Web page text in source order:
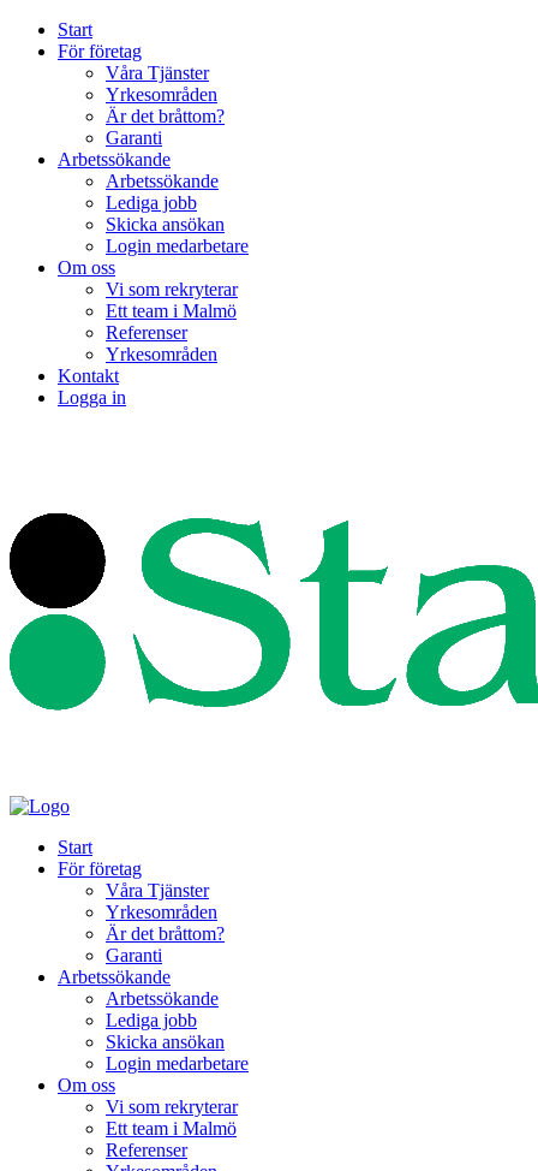
Start
För företag
Våra Tjänster
Yrkesområden
Är det bråttom?
Garanti
Arbetssökande
Arbetssökande
Lediga jobb
Skicka ansökan
Login medarbetare
Om oss
Vi som rekryterar
Ett team i Malmö
Referenser
Yrkesområden
Kontakt
Logga in
Start
För företag
Våra Tjänster
Yrkesområden
Är det bråttom?
Garanti
Arbetssökande
Arbetssökande
Lediga jobb
Skicka ansökan
Login medarbetare
Om oss
Vi som rekryterar
Ett team i Malmö
Referenser